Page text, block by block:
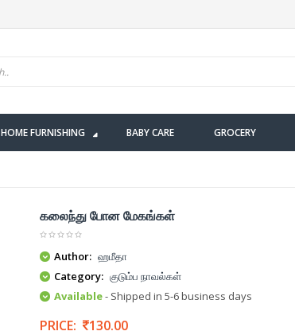
HOME FURNISHING BABY CARE GROCERY
கலைந்து போன மேகங்கள்
Author: ஹமீதா
Category: குடும்ப நாவல்கள்
Available- Shipped in 5-6 business days
PRICE: 130.00